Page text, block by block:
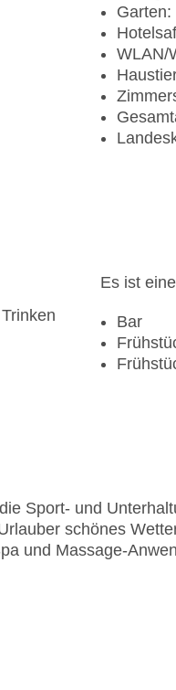
WLAN/
Es ist
Bar
Sport- und
schönes
und Massage-